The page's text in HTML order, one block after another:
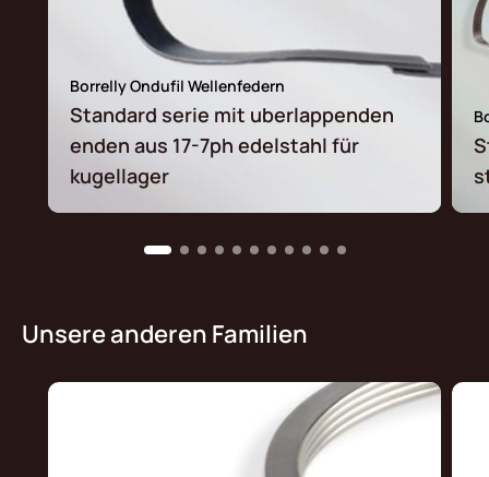
Borrelly Ondufil Wellenfedern
Standard serie mit uberlappenden
enden aus 17-7ph edelstahl für
kugellager
Unsere anderen Familien